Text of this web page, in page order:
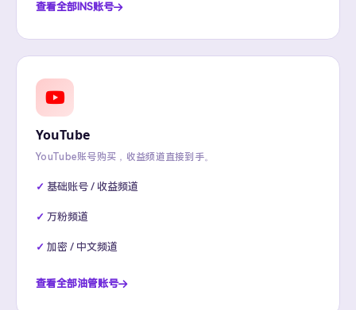
查看全部INS账号
YouTube
YouTube账号购买，收益频道直接到手。
基础账号 / 收益频道
万粉频道
加密 / 中文频道
查看全部油管账号